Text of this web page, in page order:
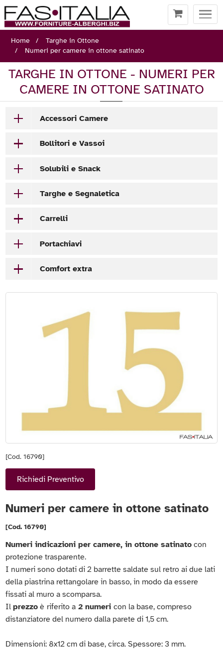
Home
Targhe in Ottone
Numeri per camere in ottone satinato
TARGHE IN OTTONE - NUMERI PER
CAMERE IN OTTONE SATINATO
Accessori Camere
Bollitori e Vassoi
Solubili e Snack
Targhe e Segnaletica
Carrelli
Portachiavi
Comfort extra
[Cod. 16790]
Richiedi Preventivo
Numeri per camere in ottone satinato
[Cod. 16790]
Numeri indicazioni per camere, in ottone satinato con
protezione trasparente.
I numeri sono dotati di 2 barrette saldate sul retro ai due lati
della piastrina rettangolare in basso, in modo da essere
fissati al muro a scomparsa.
Ilprezzo è riferito a 2 numericon la base, compreso
distanziatore del numero dalla parete di 1,5 cm.
Dimensioni: 8x12 cm di base, circa. Spessore: 3 mm.